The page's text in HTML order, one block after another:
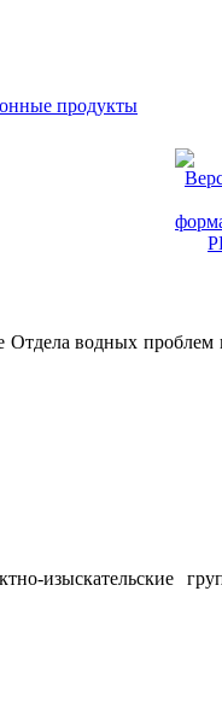
продукты
Отдела водных
изыскательские